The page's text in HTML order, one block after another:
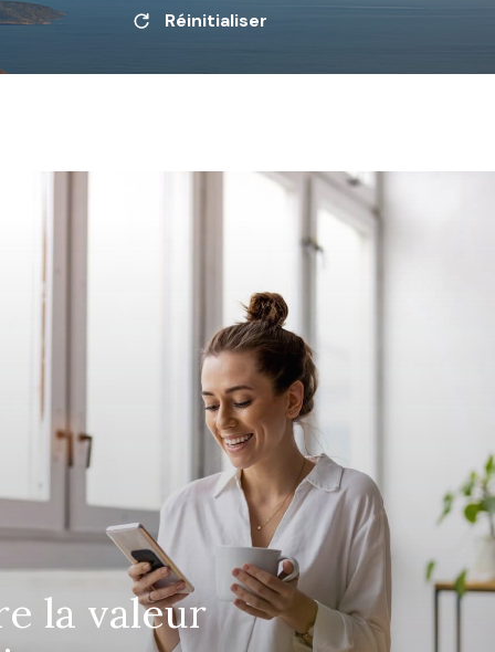
Réinitialiser
la valeur